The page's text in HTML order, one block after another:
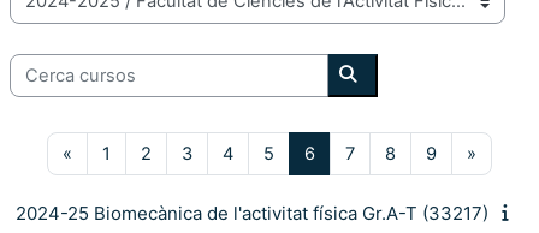
Categories de Cursos
Cerca cursos
Cerca cursos
« Pàgina anterior
1 Pàgina 1
2 Pàgina 2
3Pàgina 3
4Pàgina 4
5 Pàgina 5
6Pàgina 6
7Pàgina 7
8 Pàgina 8
9Pàgina 9
»
2024-25 Biomecànica de l'activitat física Gr.A-T (33217)